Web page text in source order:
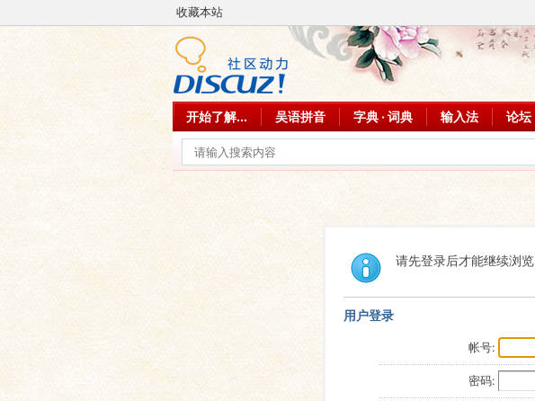
收藏本站
开始了解... 吴语拼音 字典 · 词典 输入法 论坛
请先登录后才能继续浏览
用户登录
帐号:
密码: